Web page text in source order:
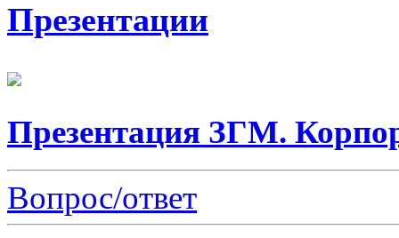
Презентации
Презентация ЗГМ.
Вопрос/ответ